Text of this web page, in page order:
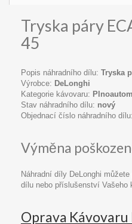
Tryska páry
45
Popis náhradního dílu: Tryska
Výrobce: DeLonghi
Kategorie kávovaru:
Stav náhradního dílu: nový
Objednací číslo náhradního dílu:
Výměna
Náhradní díly DeLonghi
dílu nebo příslušenství Vašeho
Oprava Kávovaru